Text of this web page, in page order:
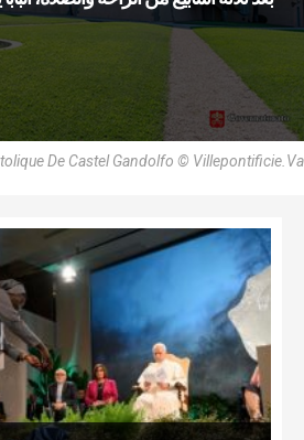
De Castel Gandolfo © Villepontificie.Va